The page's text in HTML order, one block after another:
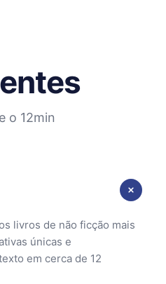
o 12min
livros de não ficção mais
únicas e
em cerca de 12